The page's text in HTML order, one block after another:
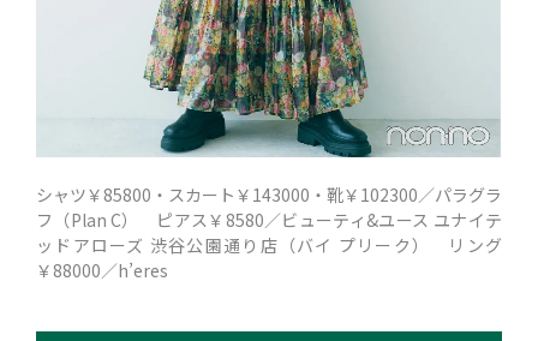
シャツ￥85800・スカート￥143000・靴￥102300／パラグラ
フ（Plan C） ピアス￥8580／ビューティ&ユース ユナイテ
ッドアローズ 渋谷公園通り店（バイ プリーク） リング
￥88000／h’eres